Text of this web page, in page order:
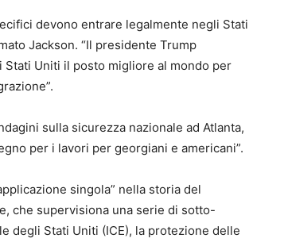
devono entrare legalmente negli Stati
Jackson. “Il presidente Trump
Uniti il ​​posto migliore al mondo per
sulla sicurezza nazionale ad Atlanta,
per i lavori per georgiani e americani”.
singola” nella storia del
che supervisiona una serie di sotto-
degli Stati Uniti (ICE), la protezione delle